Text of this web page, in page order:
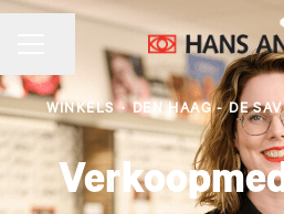
CARRIÈREMENU
Pagina delen
WINKELS · DEN HAAG - DE